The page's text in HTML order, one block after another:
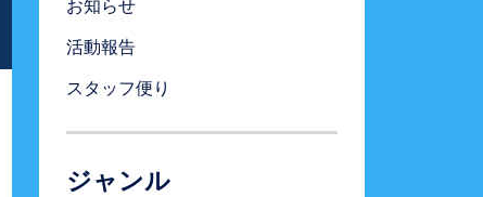
お知らせ
活動報告
スタッフ便り
ジャンル